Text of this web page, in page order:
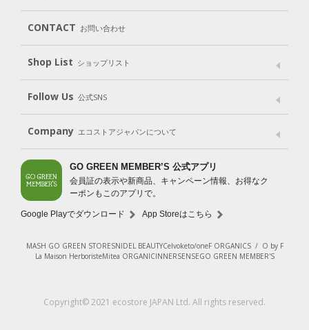
Body（ボディ） Hair（ヘア） Oral care（オーラルケア）
Goods （グッズ）
Gift set
Subscription（定期便）
CONTACT お問い合わせ
Shop List ショップリスト
Shop List
Follow Us 公式SNS
LINE＠ Instagram Facebook
Company エコストアジャパンについて
会社案内 ご利用規約
プライバシーポリシー
特定商取引法に基づく表示
免責事項
法人会員サービス
New Zealand Site
GO GREEN MEMBER’S 公式アプリ
会員証の表示や新商品、キャンペーン情報、お得なク
ーポンもこのアプリで。
Google Playでダウンロード App Storeはこちら
MASH GO GREEN STORESNIDEL BEAUTYCelvoketo/oneF ORGANICS/ O by F
La Maison HerboristeMitea ORGANICINNERSENSEGO GREEN MEMBER'S
Copyright© 2021 ecostore JAPAN Ltd. All rights reserved.